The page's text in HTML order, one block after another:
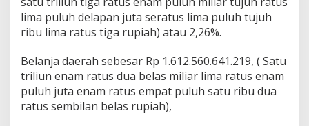
lima puluh delapan juta seratus lima puluh tujuh
ribu lima ratus tiga rupiah) atau 2,26%.
Belanja daerah sebesar Rp 1.612.560.641.219, ( Satu
triliun enam ratus dua belas miliar lima ratus enam
puluh juta enam ratus empat puluh satu ribu dua
ratus sembilan belas rupiah),